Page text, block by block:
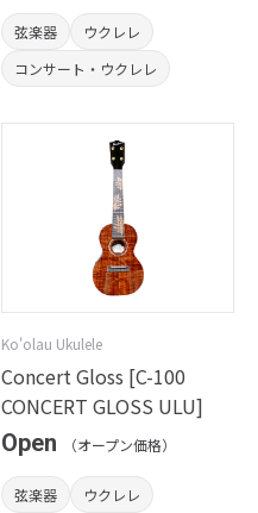
弦楽器
ウクレレ
コンサート・ウクレレ
Ko'olau Ukulele
Concert Gloss [C-100
CONCERT GLOSS ULU]
Open
（オープン価格）
弦楽器
ウクレレ